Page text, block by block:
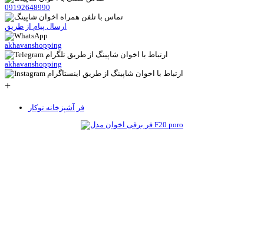
09192648990
ارسال پیام از طریق
akhavanshopping
akhavanshopping
+
فر آشپزخانه توکار